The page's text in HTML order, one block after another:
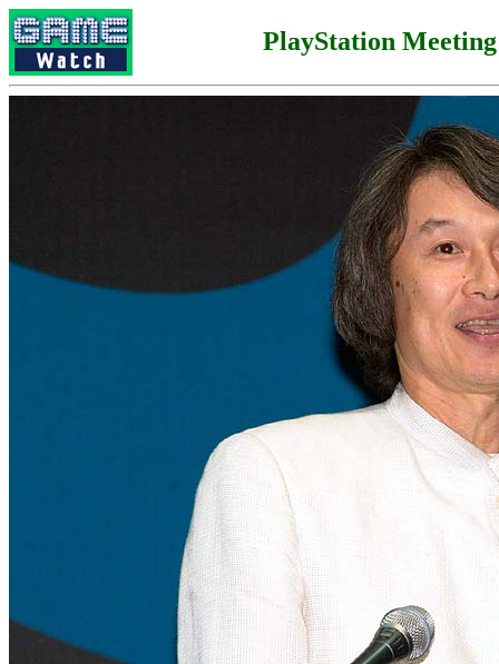
PlayStation Meeting